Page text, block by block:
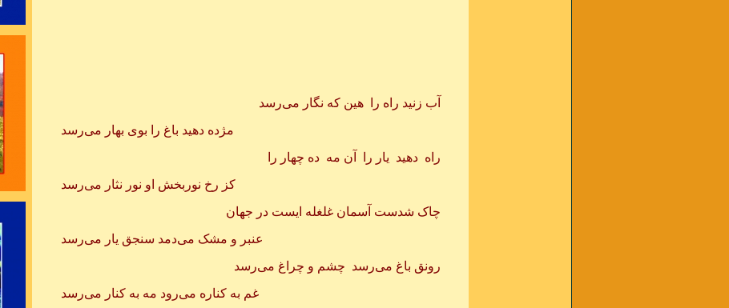
رسید مژده که
سینه از آتش
آب زنید راه را هین که نگار می‌رسد
مژده دهید باغ را بوی بهار می‌رسد
راه دهید یار را آن مه ده چهار را
کز رخ نوربخش او نور نثار می‌رسد
چاک شدست آسمان غلغله ایست در جهان
عنبر و مشک می‌دمد سنجق یار می‌رسد
رونق باغ می‌رسد چشم و چراغ می‌رسد
غم به کناره می‌رود مه به کنار می‌رسد